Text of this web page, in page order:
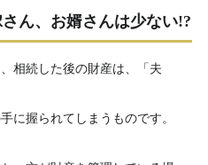
ん、お婿さんは少ない!?
相続した後の財産は、「夫
に握られてしまうものです。